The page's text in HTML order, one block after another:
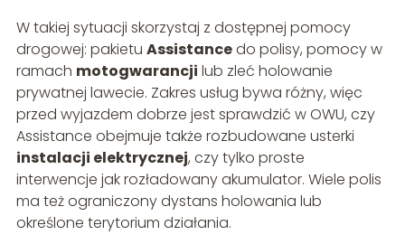
W takiej sytuacji skorzystaj z dostępnej pomocy
drogowej: pakietu Assistancedo polisy, pomocy w
ramach motogwarancji lub zleć holowanie
prywatnej lawecie. Zakres usług bywa różny, więc
przed wyjazdem dobrze jest sprawdzić w OWU, czy
Assistance obejmuje także rozbudowane usterki
instalacji elektrycznej, czy tylko proste
interwencje jak rozładowany akumulator. Wiele polis
ma też ograniczony dystans holowania lub
określone terytorium działania.